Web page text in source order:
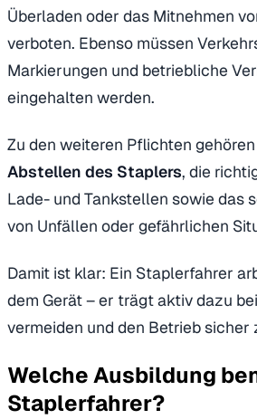
Überladen oder das Mitnehmen
verboten. Ebenso müssen
Markierungen und betriebliche
eingehalten werden.
Zu den weiteren Pflichten
Abstellen des Staplers, die
Lade- und Tankstellen sowie das
von Unfällen oder gefährlichen
Damit ist klar: Ein Staplerfahrer
dem Gerät – er trägt aktiv dazu
vermeiden und den Betrieb sicher
Welche Ausbildung
Staplerfahrer?